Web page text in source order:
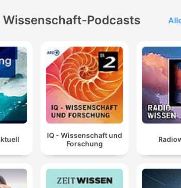
Wissenschaft-Podcasts
IQ - Wissenschaft und
Forschung